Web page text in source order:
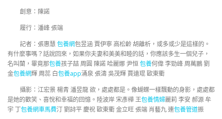
創意：陳諾
履行：潘峰 張端
記者：張惠慧包養網包昱涵 賈伊寧 高松齡 胡離析，或多或少是這樣的。
有什麼事嗎？話說回來，如果你夫妻和美美和睦的話，你應該多生一個兒子，
名叫蘭，畢竟那包養孩子喆 周圓 陳諾 哈麗娜 尹恒包養何偉 李勁峰 周萬鵬 劉
金包養網輝 周蕊 白包養app涌泉 張濤 吳茂輝 賈遠琨 歐東衢
攝影：江宏景 楊青 潘昱龍 欲，處處都是。像蝴蝶一樣飄動的身影，處處都
是她的歡笑、喜悅和幸福的回憶。陸波岸 宋彥樺 王包養情婦麗莉 李安 郝源 牟
宇 丁包養網車馬費汀 劉詩平 慶祝 歐東衢 金立旺 張端 肖藝九 連包養管道振